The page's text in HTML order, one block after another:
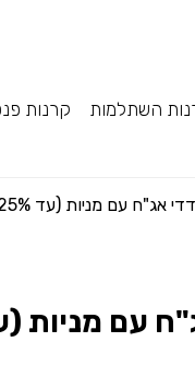
השתלמות קרנות
עם מניות (עד 25% מניות)
(עד 25%